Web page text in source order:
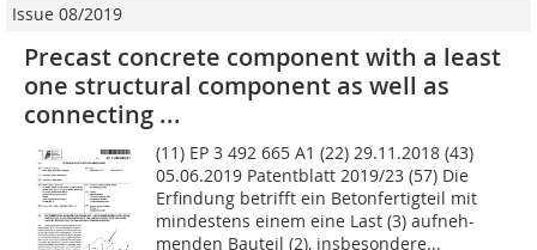
Issue 08/2019
Precast concrete component with a least
one structural component as well as
connecting ...
(11) EP 3 492 665 A1 (22) 29.11.2018 (43)
05.06.2019 Patentblatt 2019/23 (57) Die
Erfindung betrifft ein Betonfertigteil mit
mindestens einem eine Last (3) aufneh-
menden Bauteil (2), insbesondere...